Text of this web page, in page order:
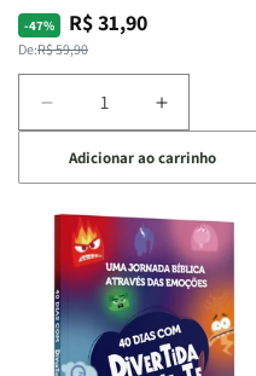
-47%
Preço
normal
De:R$ 59,90
Preço
promocional
R$ 31,90
Diminuir
a
quantidade
de
Devocional
Quarto
de
Guerra
Isabelle
S.
Aumentar
a
quantidade
de
Devocional
Quarto
de
Guerra
|
Isabelle
S.
Adicionar ao carrinho